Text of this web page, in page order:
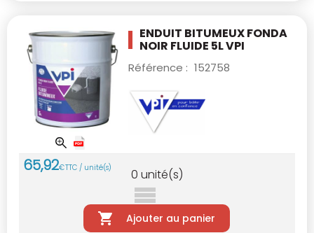
ENDUIT BITUMEUX FONDA
NOIR FLUIDE 5L VPI
Référence : 152758
65,92€TTC / unité(s) 0 unité(s)
Ajouter au panier